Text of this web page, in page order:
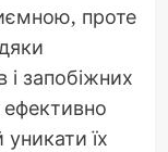
проте
і запобіжних
ефективно
їх